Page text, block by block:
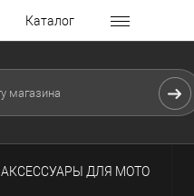
Каталог
АКСЕССУАРЫ ДЛЯ МОТО